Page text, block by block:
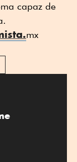
capaz de
mx